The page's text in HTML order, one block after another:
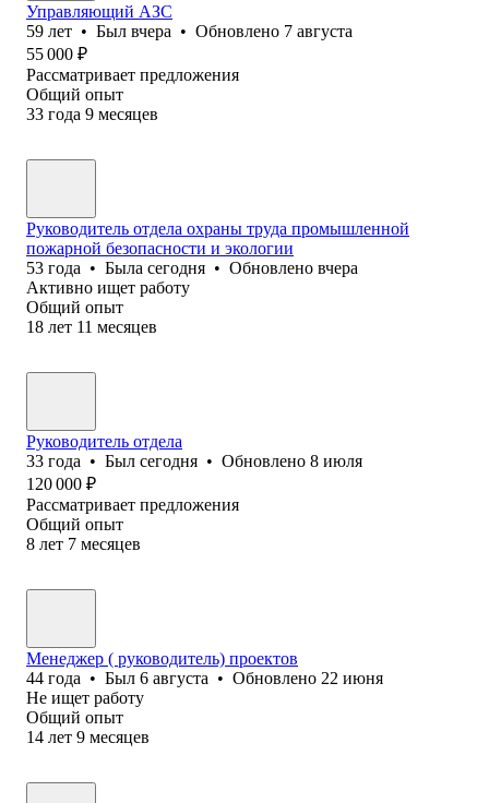
Управляющий АЗС
59 лет • Был вчера • Обновлено 7 августа
55 000 ₽
Рассматривает предложения
Общий опыт
33 года 9 месяцев
Руководитель отдела охраны труда промышленной
пожарной безопасности и экологии
53 года • Была сегодня • Обновлено вчера
Активно ищет работу
Общий опыт
18 лет 11 месяцев
Руководитель отдела
33 года • Был сегодня • Обновлено 8 июля
120 000 ₽
Рассматривает предложения
Общий опыт
8 лет 7 месяцев
Менеджер ( руководитель) проектов
44 года • Был 6 августа • Обновлено 22 июня
Не ищет работу
Общий опыт
14 лет 9 месяцев